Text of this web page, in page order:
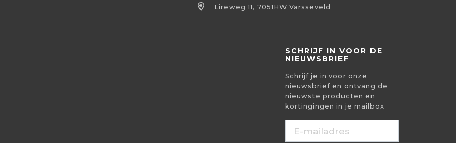
Lireweg 11, 7051HW Varsseveld
SCHRIJF IN VOOR DE
NIEUWSBRIEF
Schrijf je in voor onze
nieuwsbrief en ontvang de
nieuwste producten en
kortingingen in je mailbox